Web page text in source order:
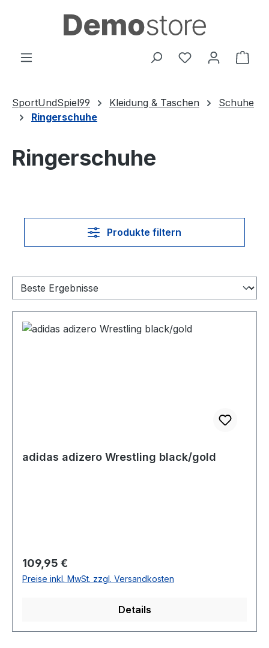
Zum Hauptinhalt springen
Du hast 0
SportUndSpiel99 Kleidung & Taschen
Schuhe
Ringerschuhe
Ringerschuhe
Produkte filtern
adidas adizero Wrestling black/gold
Regulärer Preis:
109,95 €
Preise inkl. MwSt. zzgl. Versandkosten
Details